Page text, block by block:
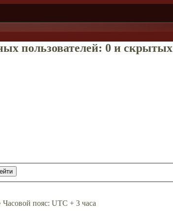
пользователей: 0 и скрытых
Часовой пояс: UTC + 3 часа